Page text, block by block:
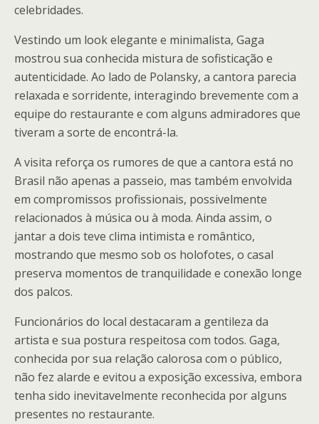
celebridades.
Vestindo um look elegante e minimalista, Gaga
mostrou sua conhecida mistura de sofisticação e
autenticidade. Ao lado de Polansky, a cantora parecia
relaxada e sorridente, interagindo brevemente com a
equipe do restaurante e com alguns admiradores que
tiveram a sorte de encontrá-la.
A visita reforça os rumores de que a cantora está no
Brasil não apenas a passeio, mas também envolvida
em compromissos profissionais, possivelmente
relacionados à música ou à moda. Ainda assim, o
jantar a dois teve clima intimista e romântico,
mostrando que mesmo sob os holofotes, o casal
preserva momentos de tranquilidade e conexão longe
dos palcos.
Funcionários do local destacaram a gentileza da
artista e sua postura respeitosa com todos. Gaga,
conhecida por sua relação calorosa com o público,
não fez alarde e evitou a exposição excessiva, embora
tenha sido inevitavelmente reconhecida por alguns
presentes no restaurante.